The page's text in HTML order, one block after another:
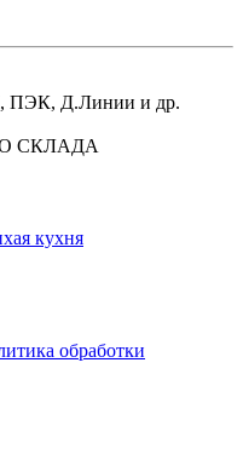
Д.Линии и др.
СКЛАДА
кухня
обработки